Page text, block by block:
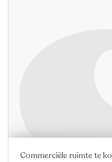
Commerciële ruimte te